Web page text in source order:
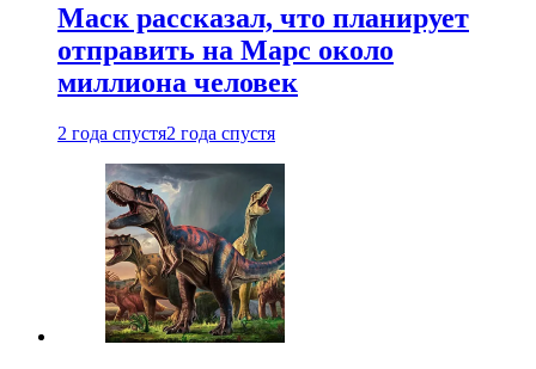
Маск рассказал, что планирует
отправить на Марс около
миллиона человек
2 года спустя2 года спустя